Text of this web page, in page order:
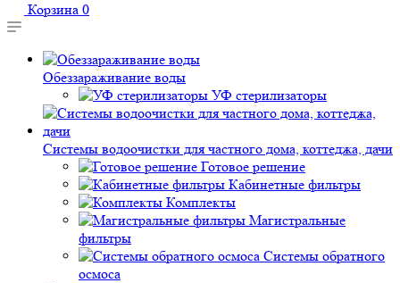
Корзина 0
Обеззараживание воды
УФ стерилизаторы
Системы водоочистки для частного дома, коттеджа, дачи
Готовое решение
Кабинетные фильтры
Комплекты
Магистральные
фильтры
Системы обратного
осмоса